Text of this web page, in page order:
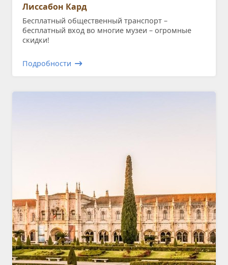
Лиссабон Кард
Бесплатный общественный транспорт –
бесплатный вход во многие музеи – огромные
скидки!
Подробности